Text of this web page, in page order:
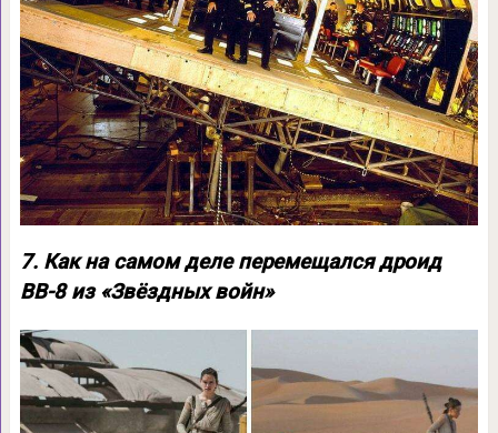
7. Как на самом деле перемещался дроид
BB-8 из «Звёздных войн»